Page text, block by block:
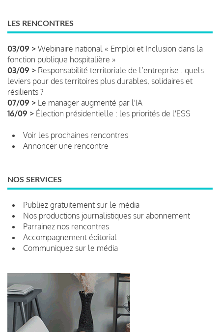
LES RENCONTRES
03/09 > Webinaire national « Emploi et Inclusion dans la
fonction publique hospitalière »
03/09 > Responsabilité territoriale de l’entreprise : quels
leviers pour des territoires plus durables, solidaires et
résilients ?
07/09 > Le manager augmenté par l'IA
16/09 > Élection présidentielle : les priorités de l'ESS
Voir les prochaines rencontres
Annoncer une rencontre
NOS SERVICES
Publiez gratuitement sur le média
Nos productions journalistiques sur abonnement
Parrainez nos rencontres
Accompagnement éditorial
Communiquez sur le média